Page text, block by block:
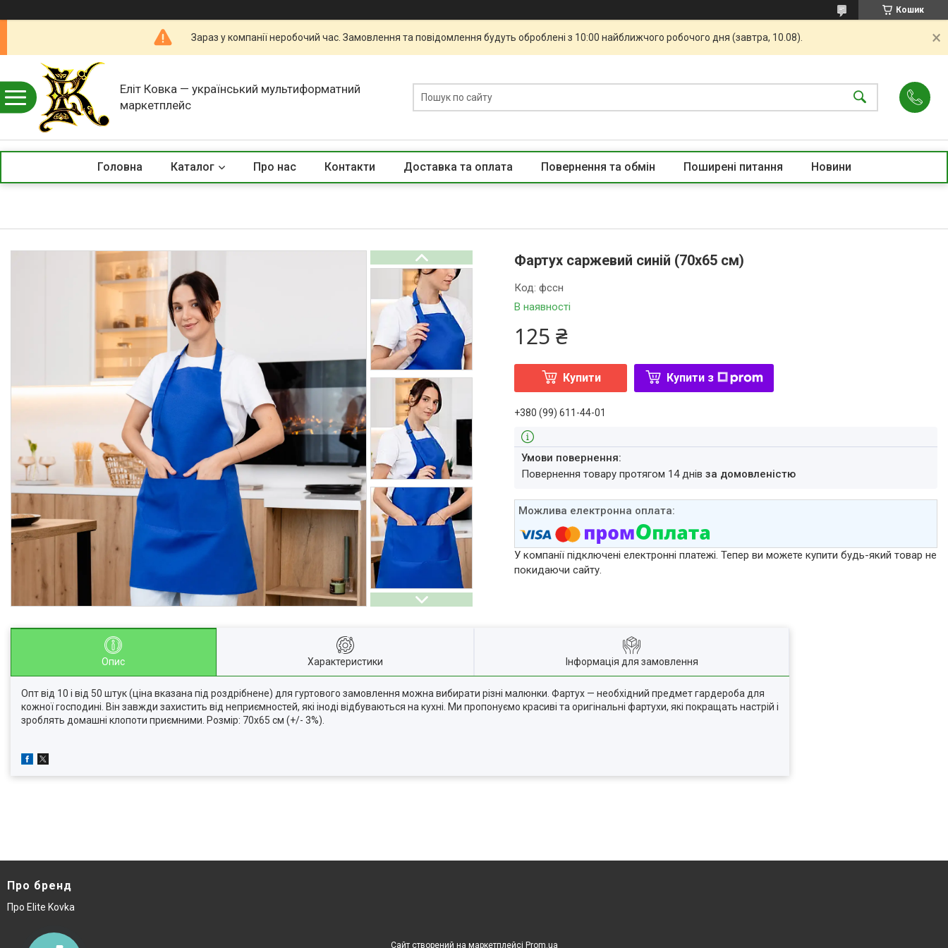
Кошик
Зараз у компанії неробочий час. Замовлення та повідомлення будуть оброблені з 10:00 найближчого робочого дня (завтра, 10.08).
Еліт Ковка — український мультиформатний
маркетплейс
Головна Каталог Про нас Контакти Доставка та оплата Повернення та обмін Поширені питання Новини
Фартух саржевий синій (70х65 см)
В наявності
Код:фссн
125 ₴
Купити Купити з
+380 (99) 611-44-01
повернення товару протягом 14 днівза домовленістю
У компанії підключені електронні платежі. Тепер ви можете купити будь-який товар не
покидаючи сайту.
Опис Характеристики Інформація для замовлення
Опт від 10 і від 50 штук (ціна вказана під роздрібнене) для гуртового замовлення можна вибирати різні малюнки. Фартух — необхідний предмет гардероба для
кожної господині. Він завжди захистить від неприємностей, які іноді відбуваються на кухні. Ми пропонуємо красиві та оригінальні фартухи, які покращать настрій і
зроблять домашні клопоти приємними. Розмір: 70х65 см (+/- 3%).
Про бренд
Про Elite Kovka
Сайт створений на маркетплейсі Prom.ua